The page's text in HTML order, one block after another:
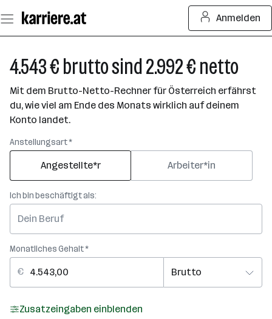
Seiteninhalt
springen
Anmelden
4.543 € brutto sind 2.992 € netto
Mit dem Brutto-Netto-Rechner für Österreich erfährst
du, wie viel am Ende des Monats wirklich auf deinem
Konto landet.
Anstellungsart *
Angestellte*r Arbeiter*in
Ich bin beschäftigt als:
Monatliches Gehalt *
Zusatzeingaben einblenden